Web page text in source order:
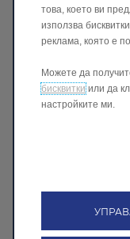
това, което ви
използва
реклама, която е
Можете да
бисквиткиили да
настройките ми.